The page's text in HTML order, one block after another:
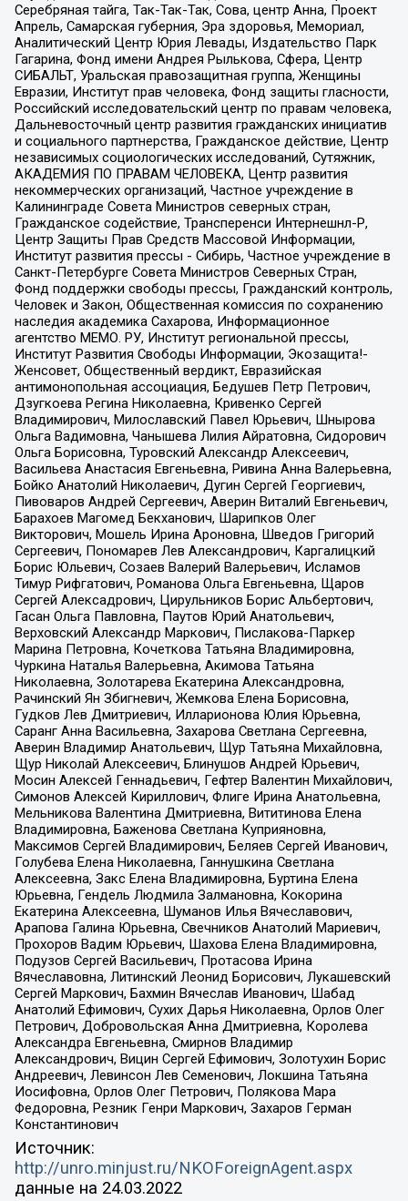
Серебряная тайга, Так-Так-Так, Сова, центр Анна, Проект
Апрель, Самарская губерния, Эра здоровья, Мемориал,
Аналитический Центр Юрия Левады, Издательство Парк
Гагарина, Фонд имени Андрея Рылькова, Сфера, Центр
СИБАЛЬТ, Уральская правозащитная группа, Женщины
Евразии, Институт прав человека, Фонд защиты гласности,
Российский исследовательский центр по правам человека,
Дальневосточный центр развития гражданских инициатив
и социального партнерства, Гражданское действие, Центр
независимых социологических исследований, Сутяжник,
АКАДЕМИЯ ПО ПРАВАМ ЧЕЛОВЕКА, Центр развития
некоммерческих организаций, Частное учреждение в
Калининграде Совета Министров северных стран,
Гражданское содействие, Трансперенси Интернешнл-Р,
Центр Защиты Прав Средств Массовой Информации,
Институт развития прессы - Сибирь, Частное учреждение в
Санкт-Петербурге Совета Министров Северных Стран,
Фонд поддержки свободы прессы, Гражданский контроль,
Человек и Закон, Общественная комиссия по сохранению
наследия академика Сахарова, Информационное
агентство МЕМО. РУ, Институт региональной прессы,
Институт Развития Свободы Информации, Экозащита!-
Женсовет, Общественный вердикт, Евразийская
антимонопольная ассоциация, Бедушев Петр Петрович,
Дзугкоева Регина Николаевна, Кривенко Сергей
Владимирович, Милославский Павел Юрьевич, Шнырова
Ольга Вадимовна, Чанышева Лилия Айратовна, Сидорович
Ольга Борисовна, Туровский Александр Алексеевич,
Васильева Анастасия Евгеньевна, Ривина Анна Валерьевна,
Бойко Анатолий Николаевич, Дугин Сергей Георгиевич,
Пивоваров Андрей Сергеевич, Аверин Виталий Евгеньевич,
Барахоев Магомед Бекханович, Шарипков Олег
Викторович, Мошель Ирина Ароновна, Шведов Григорий
Сергеевич, Пономарев Лев Александрович, Каргалицкий
Борис Юльевич, Созаев Валерий Валерьевич, Исламов
Тимур Рифгатович, Романова Ольга Евгеньевна, Щаров
Сергей Алексадрович, Цирульников Борис Альбертович,
Гасан Ольга Павловна, Паутов Юрий Анатольевич,
Верховский Александр Маркович, Пислакова-Паркер
Марина Петровна, Кочеткова Татьяна Владимировна,
Чуркина Наталья Валерьевна, Акимова Татьяна
Николаевна, Золотарева Екатерина Александровна,
Рачинский Ян Збигневич, Жемкова Елена Борисовна,
Гудков Лев Дмитриевич, Илларионова Юлия Юрьевна,
Саранг Анна Васильевна, Захарова Светлана Сергеевна,
Аверин Владимир Анатольевич, Щур Татьяна Михайловна,
Щур Николай Алексеевич, Блинушов Андрей Юрьевич,
Мосин Алексей Геннадьевич, Гефтер Валентин Михайлович,
Симонов Алексей Кириллович, Флиге Ирина Анатольевна,
Мельникова Валентина Дмитриевна, Вититинова Елена
Владимировна, Баженова Светлана Куприяновна,
Максимов Сергей Владимирович, Беляев Сергей Иванович,
Голубева Елена Николаевна, Ганнушкина Светлана
Алексеевна, Закс Елена Владимировна, Буртина Елена
Юрьевна, Гендель Людмила Залмановна, Кокорина
Екатерина Алексеевна, Шуманов Илья Вячеславович,
Арапова Галина Юрьевна, Свечников Анатолий Мариевич,
Прохоров Вадим Юрьевич, Шахова Елена Владимировна,
Подузов Сергей Васильевич, Протасова Ирина
Вячеславовна, Литинский Леонид Борисович, Лукашевский
Сергей Маркович, Бахмин Вячеслав Иванович, Шабад
Анатолий Ефимович, Сухих Дарья Николаевна, Орлов Олег
Петрович, Добровольская Анна Дмитриевна, Королева
Александра Евгеньевна, Смирнов Владимир
Александрович, Вицин Сергей Ефимович, Золотухин Борис
Андреевич, Левинсон Лев Семенович, Локшина Татьяна
Иосифовна, Орлов Олег Петрович, Полякова Мара
Федоровна, Резник Генри Маркович, Захаров Герман
Константинович
Источник:
http://unro.minjust.ru/NKOForeignAgent.aspx
данные на 24.03.2022